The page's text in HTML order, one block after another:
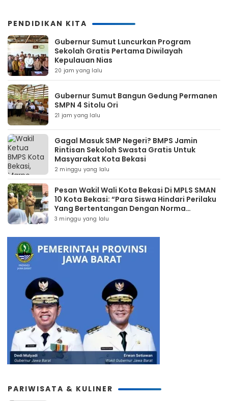
PENDIDIKAN KITA
Gubernur Sumut Luncurkan Program
Sekolah Gratis Pertama Diwilayah
Kepulauan Nias
20 jam yang lalu
Gubernur Sumut Bangun Gedung Permanen
SMPN 4 Sitolu Ori
21 jam yang lalu
Gagal Masuk SMP Negeri? BMPS Jamin
Rintisan Sekolah Swasta Gratis Untuk
Masyarakat Kota Bekasi
2 minggu yang lalu
Pesan Wakil Wali Kota Bekasi Di MPLS SMAN
10 Kota Bekasi: “Para Siswa Hindari Perilaku
Yang Bertentangan Dengan Norma
Masyarakat Maupun Agama”
3 minggu yang lalu
PARIWISATA & KULINER